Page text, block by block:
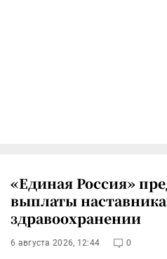
«Единая Россия»
выплаты
здравоохранении
6 августа 2026, 12:44 0